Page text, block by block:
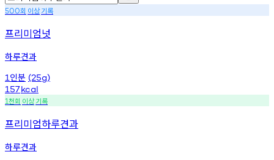
500회 이상기록
프리미엄넛
하루견과
1 인분 (25g)
157kcal
1천회 이상기록
프리미엄하루견과
하루견과